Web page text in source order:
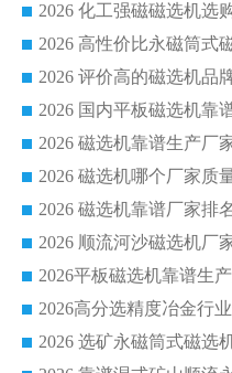
2026 化工强磁磁选机选
2026 磁选机哪个厂家质